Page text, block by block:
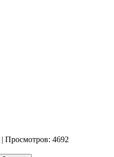
| Просмотров: 4692